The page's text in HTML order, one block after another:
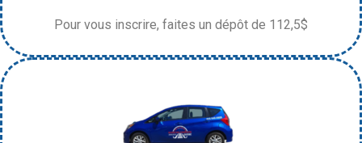
Pour vous inscrire, faites un dépôt de 112,5$